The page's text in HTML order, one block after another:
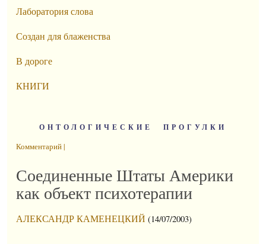
Лаборатория слова
Создан для блаженства
В дороге
КНИГИ
ОНТОЛОГИЧЕСКИЕ ПРОГУЛКИ
Комментарий |
Соединенные Штаты Америки
как объект психотерапии
АЛЕКСАНДР КАМЕНЕЦКИЙ (14/07/2003)